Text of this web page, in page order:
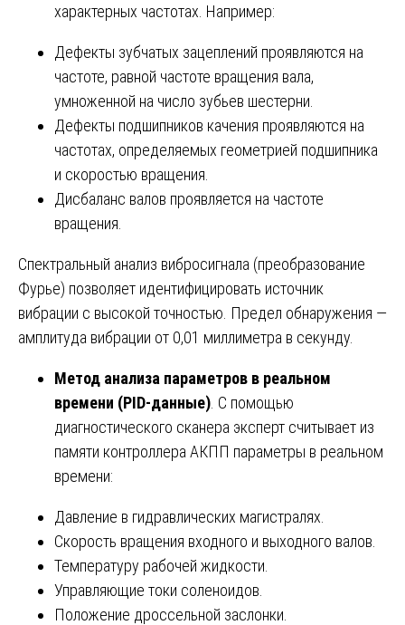
характерных частотах. Например:
Дефекты зубчатых зацеплений проявляются на
частоте, равной частоте вращения вала,
умноженной на число зубьев шестерни.
Дефекты подшипников качения проявляются на
частотах, определяемых геометрией подшипника
и скоростью вращения.
Дисбаланс валов проявляется на частоте
вращения.
Спектральный анализ вибросигнала (преобразование
Фурье) позволяет идентифицировать источник
вибрации с высокой точностью. Предел обнаружения —
амплитуда вибрации от 0,01 миллиметра в секунду.
Метод анализа параметров в реальном
времени (PID-данные) . С помощью
диагностического сканера эксперт считывает из
памяти контроллера АКПП параметры в реальном
времени:
Давление в гидравлических магистралях.
Скорость вращения входного и выходного валов.
Температуру рабочей жидкости.
Управляющие токи соленоидов.
Положение дроссельной заслонки.